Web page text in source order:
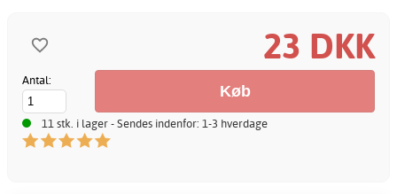
23 DKK
Antal:
11 stk. i lager - Sendes indenfor: 1-3 hverdage